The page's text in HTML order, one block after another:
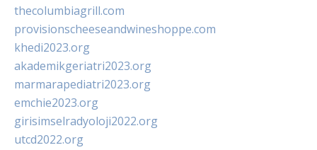
thecolumbiagrill.com
provisionscheeseandwineshoppe.com
khedi2023.org
akademikgeriatri2023.org
marmarapediatri2023.org
emchie2023.org
girisimselradyoloji2022.org
utcd2022.org